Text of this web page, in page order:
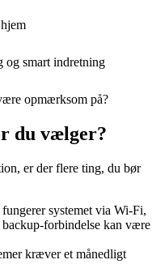
og smart indretning
opmærksom på?
du vælger?
er der flere ting, du bør
fungerer systemet via Wi-Fi,
forbindelse kan være
kræver et månedligt